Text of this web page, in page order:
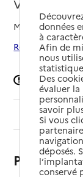
Vivario,
Mis à jour le12/
Rechercher les
Signaler
Sommaire
données
à
Afin de
nous
Des
évaluer
savoir
Si vous
déposés.
conservé